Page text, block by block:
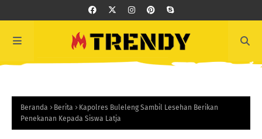
Beranda Berita
Kapolres Buleleng Sambil Lesehan Berikan
Penekanan Kepada Siswa Latja